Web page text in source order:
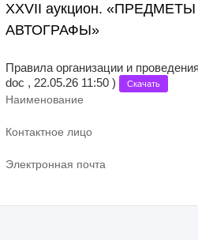
XXVII аукцион.
АВТОГРАФЫ»
Правила организации и
doc , 22.05.26 11:50 )
Скачать
Наименование
Контактное лицо
Электронная почта